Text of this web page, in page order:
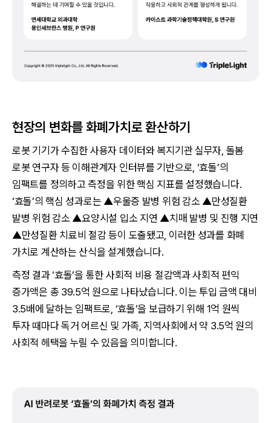
현장의 변화를 화폐가치로 환산하기
로봇 기기가 수집한 사용자 데이터와 복지기관 실무자, 돌봄
로봇 연구자 등 이해관계자 인터뷰를 기반으로, ‘효돌’의
임팩트를 정의하고 측정을 위한 핵심 지표를 설정했습니다.
‘효돌’의 핵심 성과로는 ▲우울증 발병 위험 감소 ▲만성질환
발병 위험 감소 ▲요양시설 입소 지연 ▲치매 발병 및 진행 지연
▲만성질환 치료비 절감 등이 도출됐고, 이러한 성과를 화폐
가치로 계산하는 산식을 설계했습니다.
측정 결과 ‘효돌’을 통한 사회적 비용 절감액과 사회적 편익
증가액은 총 39.5억 원으로 나타났습니다. 이는 투입 금액 대비
3.5배에 달하는 임팩트로, ‘효돌’을 보급하기 위해 1억 원씩
투자 때마다 독거 어르신 및 가족, 지역사회에서 약 3.5억 원의
사회적 헤택을 누릴 수 있음을 의미합니다.